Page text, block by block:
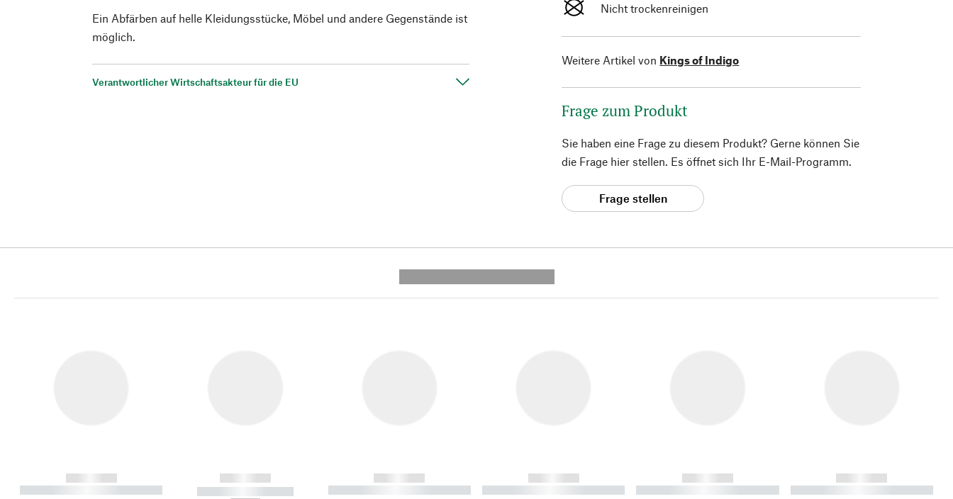
Ein Abfärben auf helle Kleidungsstücke, Möbel und andere Gegenstände ist
möglich.
Verantwortlicher Wirtschaftsakteur für die EU
Nicht trockenreinigen
Weitere Artikel von Kings of Indigo
Frage zum Produkt
Sie haben eine Frage zu diesem Produkt? Gerne können Sie
die Frage hier stellen. Es öffnet sich Ihr E-Mail-Programm.
Frage stellen
------------
----------- ----------- ----------
------------
----------- -----------
------------
----------- ----------- ----------
------------
----------- ----------- ----------
------------
----------- ----------- ----------
------------
----------- ----------- ----------